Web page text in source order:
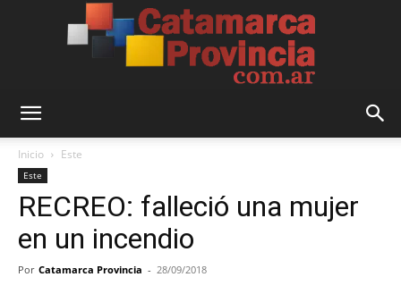
Provincia
Inicio Este
Este
RECREO: falleció una mujer
en un incendio
Por Catamarca Provincia - 28/09/2018